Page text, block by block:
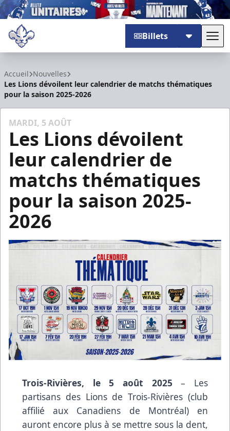
Billets
Accueil Nouvelles
Les Lions dévoilent leur calendrier de matchs thématiques
pour la saison 2025-2026
MARDI, 5 AOÛT
Les Lions dévoilent
leur calendrier de
matchs thématiques
pour la saison 2025-
2026
Trois-Rivières, le 5 août 2025 – Les
partisans des Lions de Trois-Rivières (club
affilié aux Canadiens de Montréal) en
auront encore plus à se mettre sous la dent,